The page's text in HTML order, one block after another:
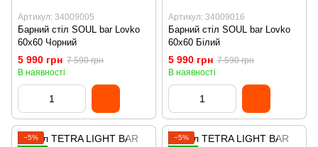
Артикул: 34009005
Барний стіл SOUL bar Lovko
60x60 Чорний
5 990 грн 7 590 грн
В наявності
Артикул: 34009016
Барний стіл SOUL bar Lovko
60x60 Білий
5 990 грн 7 590 грн
В наявності
−5%
−5%